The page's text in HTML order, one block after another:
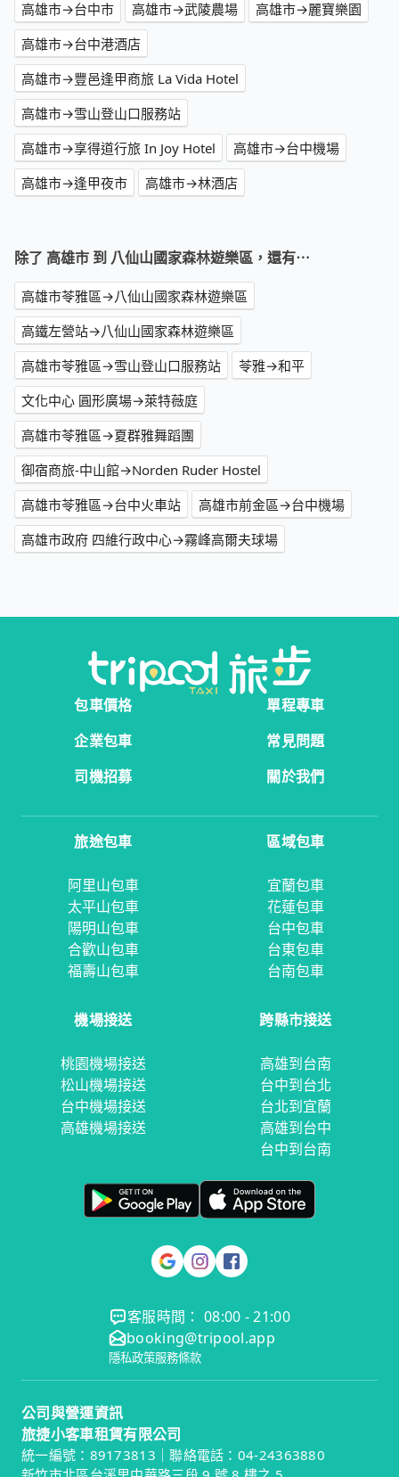
高雄市→台中市 高雄市→武陵農場
高雄市→麗寶樂園
高雄市→台中港酒店
高雄市→豐邑逢甲商旅 La Vida Hotel
高雄市→雪山登山口服務站
高雄市→享得道行旅 In Joy Hotel
高雄市→台中機場
高雄市→逢甲夜市
高雄市→林酒店
除了 高雄市 到 八仙山國家森林遊樂區，還有⋯
高雄市苓雅區→八仙山國家森林遊樂區
高鐵左營站→八仙山國家森林遊樂區
高雄市苓雅區→雪山登山口服務站
苓雅→和平
文化中心 圓形廣場→萊特薇庭
高雄市苓雅區→夏群雅舞蹈團
御宿商旅-中山館→Norden Ruder Hostel
高雄市苓雅區→台中火車站
高雄市前金區→台中機場
高雄市政府 四維行政中心→霧峰高爾夫球場
包車價格
單程專車
企業包車
常見問題
司機招募
關於我們
旅途包車
阿里山包車
太平山包車
陽明山包車
合歡山包車
福壽山包車
區域包車
宜蘭包車
花蓮包車
台中包車
台東包車
台南包車
機場接送
桃園機場接送
松山機場接送
台中機場接送
高雄機場接送
跨縣市接送
高雄到台南
台中到台北
台北到宜蘭
高雄到台中
台中到台南
客服時間： 08:00 - 21:00
booking@tripool.app
隱私政策服務條款
公司與營運資訊
旅捷小客車租賃有限公司
統一編號：89173813｜聯絡電話：04-24363880